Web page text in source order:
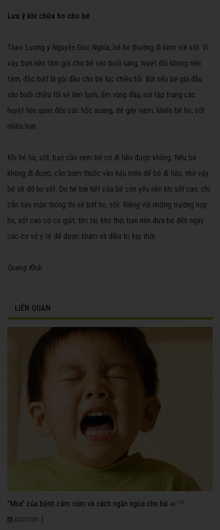
Lưu ý khi chữa ho cho bé
Theo Lương y Nguyễn Đức Nghĩa, bé ho thường đi kèm với sốt. Vì
vậy, bạn nên tắm gội cho bé vào buổi sáng, tuyệt đối không nên
tắm, đặc biệt là gội đầu cho bé lúc chiều tối. Bởi nếu bé gội đầu
vào buổi chiều tối sẽ làm lạnh, ẩm vùng đầu, nơi tập trung các
huyệt liên quan đến các hốc xoang, dễ gây viêm, khiến bé ho, sốt
nhiều hơn.
Khi bé ho, sốt, bạn cần xem bé có đi tiêu được không. Nếu bé
không đi được, cần bơm thuốc vào hậu môn để bé đi tiêu, nhờ vậy
bé sẽ đỡ ho sốt. Do hệ bài tiết của bé còn yếu nên khi sốt cao, chỉ
cần hậu môn thông thì sẽ bớt ho, sốt. Riêng với những trường hợp
ho, sốt cao có co giật, tím tái, khó thở, bạn nên đưa bé đến ngay
các cơ sở y tế để được khám và điều trị kịp thời.
Quang Khải
LIÊN QUAN
"Mùa" của bệnh cảm cúm và cách ngăn ngừa cho bé 866
8/22/2020